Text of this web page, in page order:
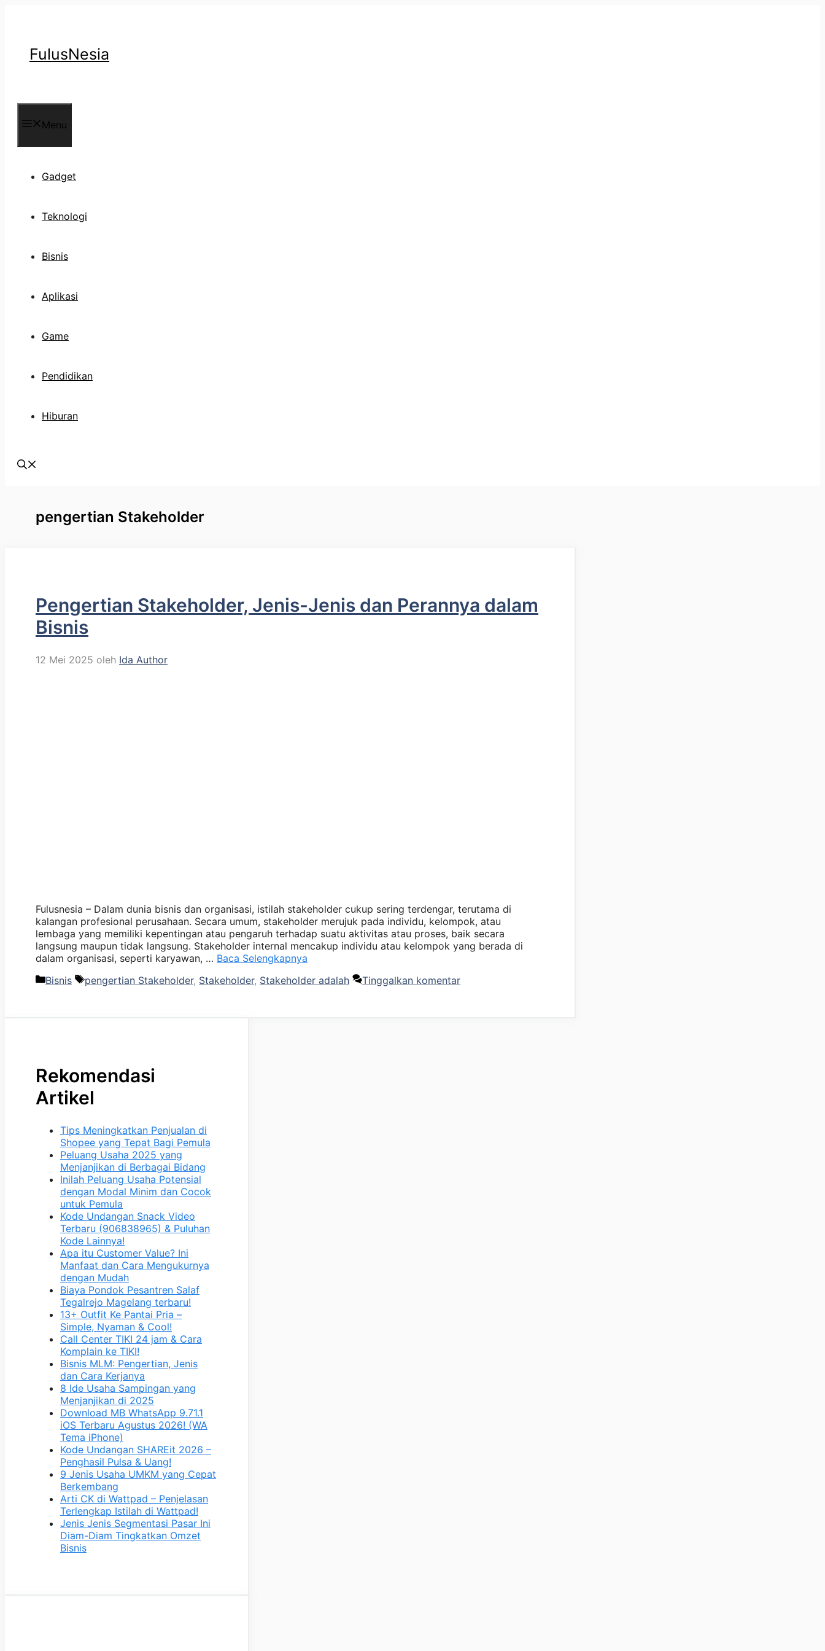
FulusNesia
Menu
Gadget
Teknologi
Bisnis
Aplikasi
Game
Pendidikan
Hiburan
pengertian Stakeholder
Pengertian Stakeholder, Jenis-Jenis dan Perannya dalam
Bisnis
12 Mei 2025 oleh Ida Author
Fulusnesia – Dalam dunia bisnis dan organisasi, istilah stakeholder cukup sering terdengar, terutama di
kalangan profesional perusahaan. Secara umum, stakeholder merujuk pada individu, kelompok, atau
lembaga yang memiliki kepentingan atau pengaruh terhadap suatu aktivitas atau proses, baik secara
langsung maupun tidak langsung. Stakeholder internal mencakup individu atau kelompok yang berada di
dalam organisasi, seperti karyawan, … Baca Selengkapnya
Kategori
Bisnis Tag
pengertian Stakeholder, Stakeholder, Stakeholder adalah Tinggalkan komentar
Rekomendasi
Artikel
Tips Meningkatkan Penjualan di
Shopee yang Tepat Bagi Pemula
Peluang Usaha 2025 yang
Menjanjikan di Berbagai Bidang
Inilah Peluang Usaha Potensial
dengan Modal Minim dan Cocok
untuk Pemula
Kode Undangan Snack Video
Terbaru (906838965) & Puluhan
Kode Lainnya!
Apa itu Customer Value? Ini
Manfaat dan Cara Mengukurnya
dengan Mudah
Biaya Pondok Pesantren Salaf
Tegalrejo Magelang terbaru!
13+ Outfit Ke Pantai Pria –
Simple, Nyaman & Cool!
Call Center TIKI 24 jam & Cara
Komplain ke TIKI!
Bisnis MLM: Pengertian, Jenis
dan Cara Kerjanya
8 Ide Usaha Sampingan yang
Menjanjikan di 2025
Download MB WhatsApp 9.71.1
iOS Terbaru Agustus 2026! (WA
Tema iPhone)
Kode Undangan SHAREit 2026 –
Penghasil Pulsa & Uang!
9 Jenis Usaha UMKM yang Cepat
Berkembang
Arti CK di Wattpad – Penjelasan
Terlengkap Istilah di Wattpad!
Jenis Jenis Segmentasi Pasar Ini
Diam-Diam Tingkatkan Omzet
Bisnis